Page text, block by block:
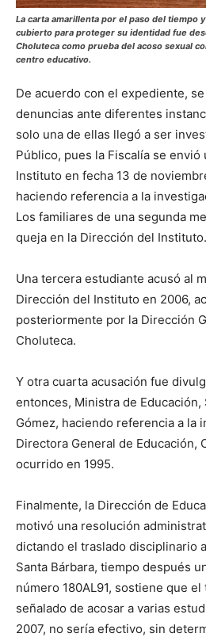
La carta amarillenta por el paso del tiempo
cubierto para proteger su identidad fue
Choluteca como prueba del acoso sexual
centro educativo.
De acuerdo con el expediente,
denuncias ante diferentes
solo una de ellas llegó a ser
Público, pues la Fiscalía se
Instituto en fecha 13 de
haciendo referencia a la
Los familiares de una segunda
queja en la Dirección del Instituto.
Una tercera estudiante acusó al
Dirección del Instituto en 2006,
posteriormente por la Dirección
Choluteca.
Y otra cuarta acusación fue
entonces, Ministra de Educación,
Gómez, haciendo referencia a la
Directora General de Educación,
ocurrido en 1995.
Finalmente, la Dirección de
motivó una resolución
dictando el traslado disciplinario
Santa Bárbara, tiempo después
número 180AL91, sostiene que
señalado de acosar a varias
2007, no sería efectivo, sin